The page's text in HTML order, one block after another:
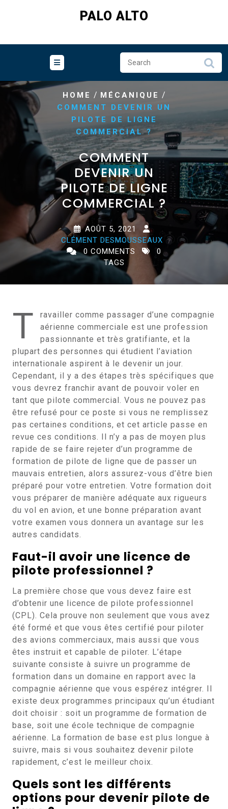
PALO ALTO
HOME / MÉCANIQUE /
COMMENT DEVENIR UN
PILOTE DE LIGNE
COMMERCIAL ?
COMMENT
DEVENIR UN
PILOTE DE LIGNE
COMMERCIAL ?
AOÛT 5, 2021
CLÉMENT DESMOUSSEAUX
0 COMMENTS
0
TAGS
T
ravailler comme passager d’une compagnie
aérienne commerciale est une profession
passionnante et très gratifiante, et la
plupart des personnes qui étudient l’aviation
internationale aspirent à le devenir un jour.
Cependant, il y a des étapes très spécifiques que
vous devrez franchir avant de pouvoir voler en
tant que pilote commercial. Vous ne pouvez pas
être refusé pour ce poste si vous ne remplissez
pas certaines conditions, et cet article passe en
revue ces conditions. Il n’y a pas de moyen plus
rapide de se faire rejeter d’un programme de
formation de pilote de ligne que de passer un
mauvais entretien, alors assurez-vous d’être bien
préparé pour votre entretien. Votre formation doit
vous préparer de manière adéquate aux rigueurs
du vol en avion, et une bonne préparation avant
votre examen vous donnera un avantage sur les
autres candidats.
Faut-il avoir une licence de
pilote professionnel ?
La première chose que vous devez faire est
d’obtenir une licence de pilote professionnel
(CPL). Cela prouve non seulement que vous avez
été formé et que vous êtes certifié pour piloter
des avions commerciaux, mais aussi que vous
êtes instruit et capable de piloter. L’étape
suivante consiste à suivre un programme de
formation dans un domaine en rapport avec la
compagnie aérienne que vous espérez intégrer. Il
existe deux programmes principaux qu’un étudiant
doit choisir : soit un programme de formation de
base, soit une école technique de compagnie
aérienne. La formation de base est plus longue à
suivre, mais si vous souhaitez devenir pilote
rapidement, c’est le meilleur choix.
Quels sont les différents
options pour devenir pilote de